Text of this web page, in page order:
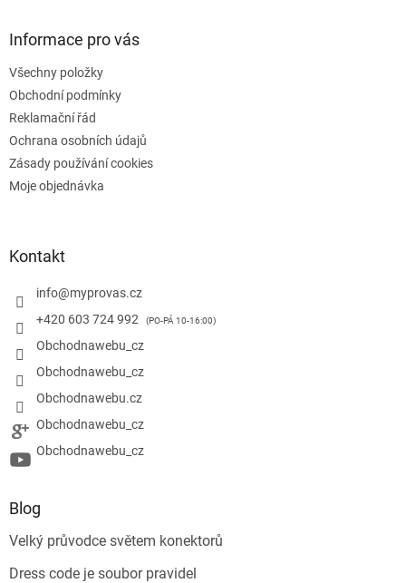
Informace pro vás
Všechny položky
Obchodní podmínky
Reklamační řád
Ochrana osobních údajů
Zásady používání cookies
Moje objednávka
Kontakt
info@myprovas.cz
+420 603 724 992
Obchodnawebu_cz
Obchodnawebu_cz
Obchodnawebu.cz
Obchodnawebu_cz
Obchodnawebu_cz
Blog
Velký průvodce světem konektorů
Dress code je soubor pravidel